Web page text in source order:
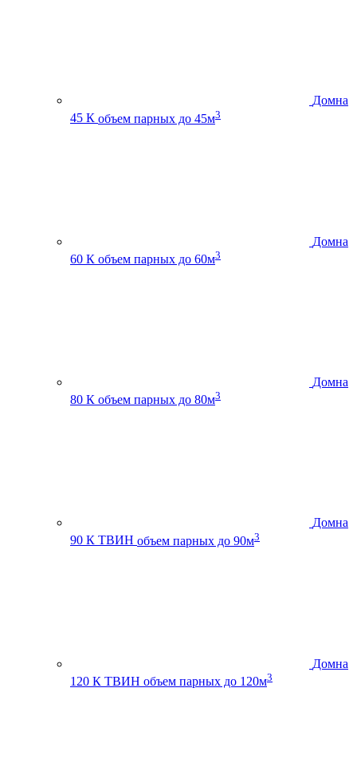
Домна
45 К объем парных до 45м3
Домна
60 К объем парных до 60м3
Домна
80 К объем парных до 80м3
Домна
90 К ТВИН объем парных до 90м3
Домна
120 К ТВИН объем парных до 120м3